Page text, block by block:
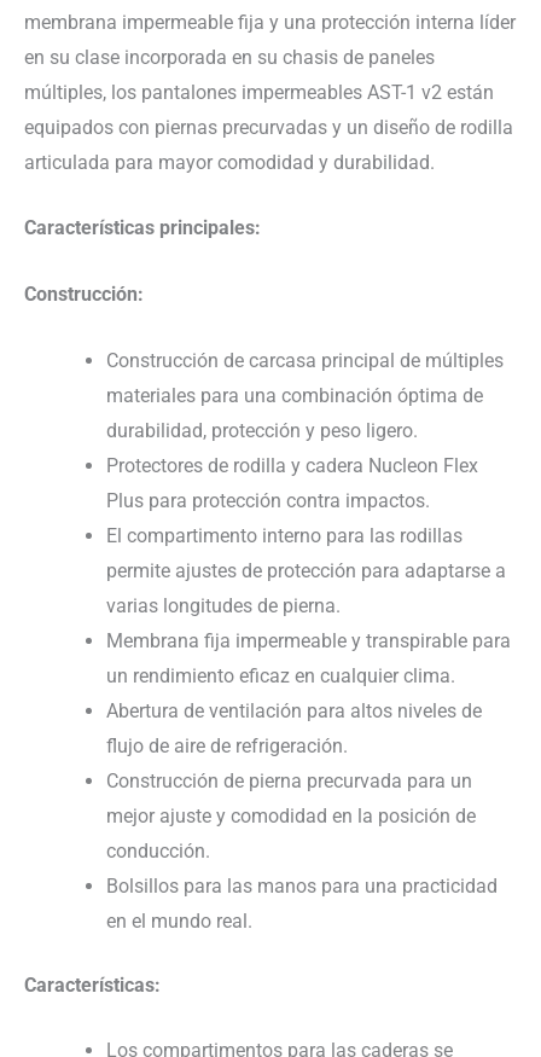
membrana impermeable fija y una protección interna líder
en su clase incorporada en su chasis de paneles
múltiples, los pantalones impermeables AST-1 v2 están
equipados con piernas precurvadas y un diseño de rodilla
articulada para mayor comodidad y durabilidad.
Características principales:
Construcción:
Construcción de carcasa principal de múltiples
materiales para una combinación óptima de
durabilidad, protección y peso ligero.
Protectores de rodilla y cadera Nucleon Flex
Plus para protección contra impactos.
El compartimento interno para las rodillas
permite ajustes de protección para adaptarse a
varias longitudes de pierna.
Membrana fija impermeable y transpirable para
un rendimiento eficaz en cualquier clima.
Abertura de ventilación para altos niveles de
flujo de aire de refrigeración.
Construcción de pierna precurvada para un
mejor ajuste y comodidad en la posición de
conducción.
Bolsillos para las manos para una practicidad
en el mundo real.
Características:
Los compartimentos para las caderas se